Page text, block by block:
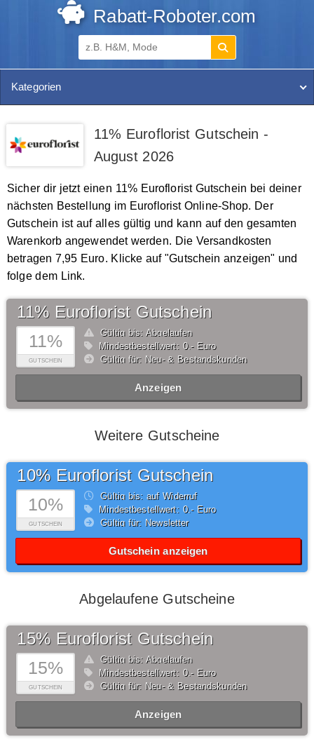
Rabatt-Roboter.com
Kategorien
11% Euroflorist Gutschein -
August 2026
Sicher dir jetzt einen 11% Euroflorist Gutschein bei deiner
nächsten Bestellung im Euroflorist Online-Shop. Der
Gutschein ist auf alles gültig und kann auf den gesamten
Warenkorb angewendet werden. Die Versandkosten
betragen 7,95 Euro. Klicke auf "Gutschein anzeigen" und
folge dem Link.
11%
GUTSCHEIN
11% Euroflorist Gutschein
Gültig bis: Abgelaufen
Mindestbestellwert: 0,- Euro
Gültig für: Neu- & Bestandskunden
Anzeigen
Weitere Gutscheine
10%
GUTSCHEIN
10% Euroflorist Gutschein
Gültig bis: auf Widerruf
Mindestbestellwert: 0,- Euro
Gültig für: Newsletter
Gutschein anzeigen
Abgelaufene Gutscheine
15%
GUTSCHEIN
15% Euroflorist Gutschein
Gültig bis: Abgelaufen
Mindestbestellwert: 0,- Euro
Gültig für: Neu- & Bestandskunden
Anzeigen